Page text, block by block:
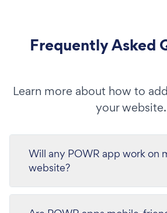
Frequently Asked
Learn more about how to
your website.
Will any POWR app work on
website?